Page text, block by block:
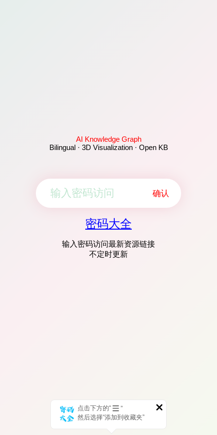
AI Knowledge Graph
Bilingual · 3D Visualization · Open KB
确认
密码大全
输入密码访问最新资源链接
不定时更新
点击下方的“
”
然后选择“添加到收藏夹”